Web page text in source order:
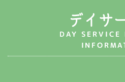
デイサ
DAY